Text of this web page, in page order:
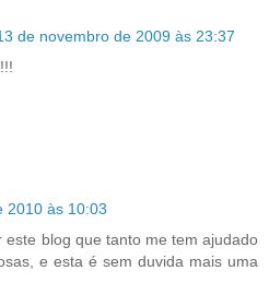
de novembro de 2009 às 23:37
2010 às 10:03
este blog que tanto me tem ajudado
e esta é sem duvida mais uma